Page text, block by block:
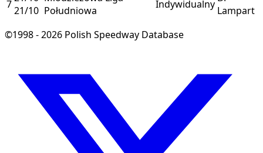
721/10 Południowa
Indywidualny Lampart
©1998 - 2026 Polish Speedway Database